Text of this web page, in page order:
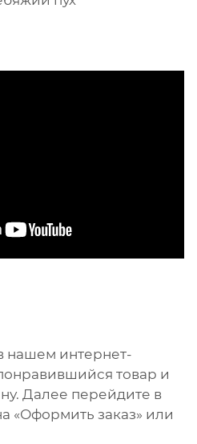
нашем интернет-
товар и
Далее перейдите в
«Оформить заказ» или